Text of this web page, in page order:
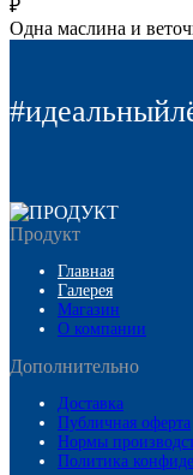
₽
Одна маслина и
Продукт
Главная
Галерея
Магазин
О компании
Дополнительно
Доставка
Публичная оферта
Нормы
Политика